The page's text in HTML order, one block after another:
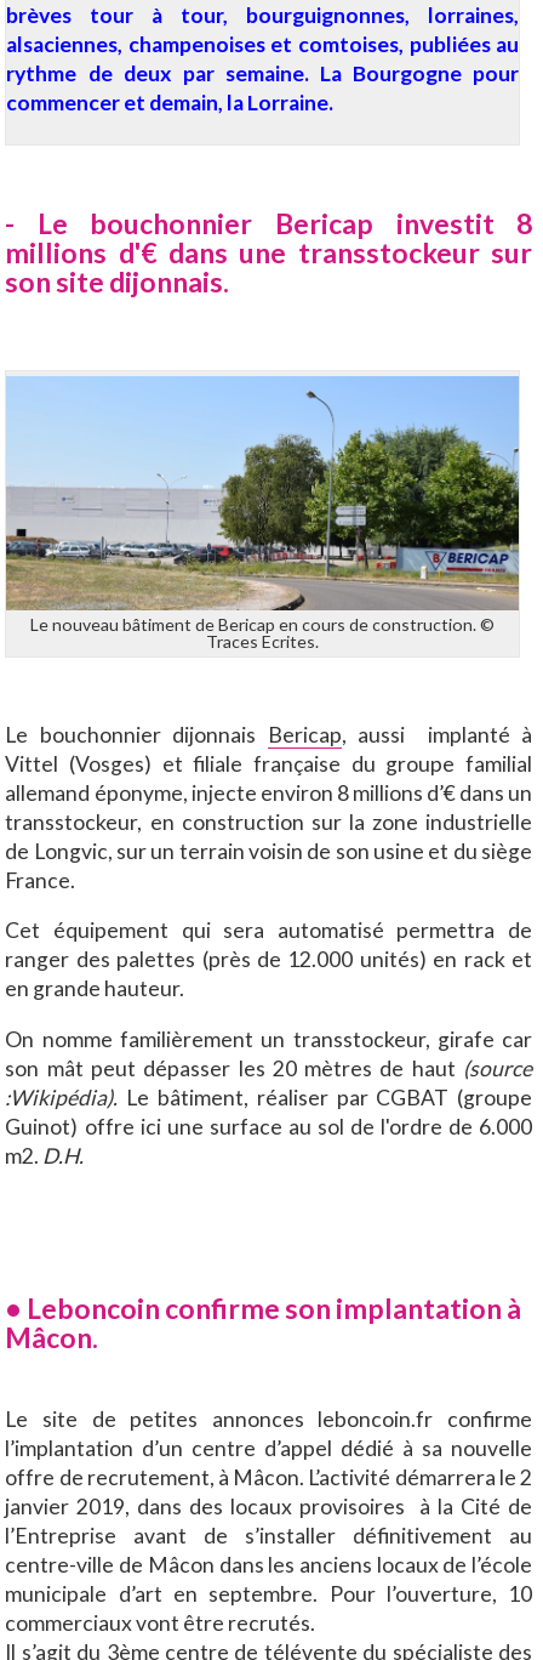
brèves tour à tour, bourguignonnes, lorraines,
alsaciennes, champenoises et comtoises, publiées au
rythme de deux par semaine. La Bourgogne pour
commencer et demain, la Lorraine.
- Le bouchonnier Bericap investit 8
millions d'€ dans une transstockeur sur
son site dijonnais.
Le nouveau bâtiment de Bericap en cours de construction. ©
Traces Ecrites.
Le bouchonnier dijonnais Bericap, aussi implanté à
Vittel (Vosges) et filiale française du groupe familial
allemand éponyme, injecte environ 8 millions d’€ dans un
transstockeur, en construction sur la zone industrielle
de Longvic, sur un terrain voisin de son usine et du siège
France.
Cet équipement qui sera automatisé permettra de
ranger des palettes (près de 12.000 unités) en rack et
en grande hauteur.
On nomme familièrement un transstockeur, girafe car
son mât peut dépasser les 20 mètres de haut (source
:Wikipédia). Le bâtiment, réaliser par CGBAT (groupe
Guinot) offre ici une surface au sol de l'ordre de 6.000
m2. D.H.
• Leboncoin confirme son implantation à
Mâcon.
Le site de petites annonces leboncoin.fr confirme
l’implantation d’un centre d’appel dédié à sa nouvelle
offre de recrutement, à Mâcon. L’activité démarrera le 2
janvier 2019, dans des locaux provisoires à la Cité de
l’Entreprise avant de s’installer définitivement au
centre-ville de Mâcon dans les anciens locaux de l’école
municipale d’art en septembre. Pour l’ouverture, 10
commerciaux vont être recrutés.
Il s’agit du 3ème centre de télévente du spécialiste des